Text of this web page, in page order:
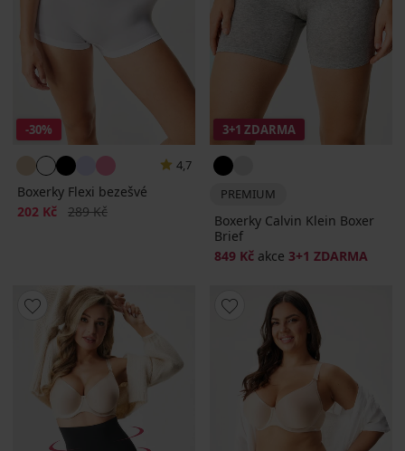
-30%
4,7
Boxerky Flexi bezešvé
Sleva
202 Kč Původní cena
289 Kč
3+1 ZDARMA
PREMIUM
Boxerky Calvin Klein Boxer
Brief
849 Kč akce 3+1 ZDARMA